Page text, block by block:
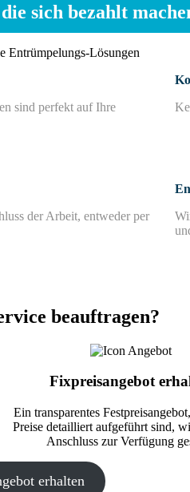
sich bezahlt
sind perfekt auf Ihre
der Arbeit, entweder per
beauftragen?
Fixpreisangebot
Ein transparentes
Preise detailliert aufgeführt sind,
Anschluss zur Verfügung
erhalten